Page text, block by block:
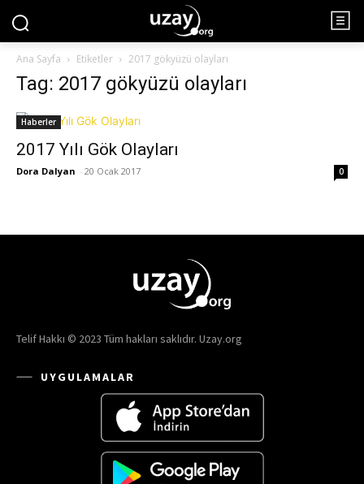
Ana Sayfa Etiketler 2017 gökyüzü olayları
Tag: 2017 gökyüzü olayları
Haberler
2017 Yılı Gök Olayları
Dora Dalyan - 20 Ocak 2017 0
Telif Hakkı © 2023 Tüm hakları saklıdır. Uzay.org
UYGULAMALAR